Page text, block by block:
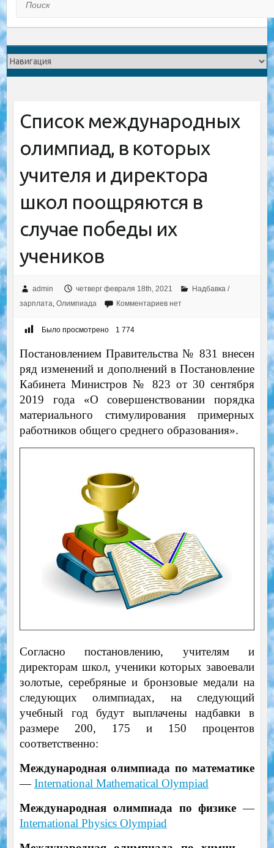
Список международных
олимпиад, в которых
учителя и директора
школ поощряются в
случае победы их
учеников
admin четверг февраля 18th, 2021
Надбавка /
зарплата, Олимпиада Комментариев нет
Было просмотрено 1 774
Постановлением Правительства № 831 внесен
ряд изменений и дополнений в Постановление
Кабинета Министров № 823 от 30 сентября
2019 года «О совершенствовании порядка
материального стимулирования примерных
работников общего среднего образования».
Согласно постановлению, учителям и
директорам школ, ученики которых завоевали
золотые, серебряные и бронзовые медали на
следующих олимпиадах, на следующий
учебный год будут выплачены надбавки в
размере 200, 175 и 150 процентов
соответственно:
Международная олимпиада по математике
—International Mathematical Olympiad
Международная олимпиада по физике —
International Physics Olympiad